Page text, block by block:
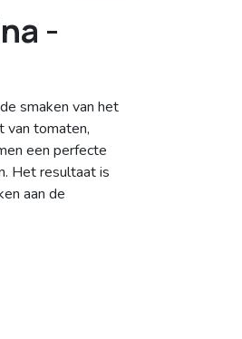
-
smaken van het
van tomaten,
een perfecte
Het resultaat is
aan de